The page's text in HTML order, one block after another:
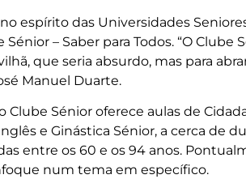
espírito das Universidades
– Saber para Todos. “O
que seria absurdo, mas para
Manuel Duarte.
Clube Sénior oferece aulas de
e Ginástica Sénior, a cerca de
entre os 60 e os 94 anos.
num tema em específico.